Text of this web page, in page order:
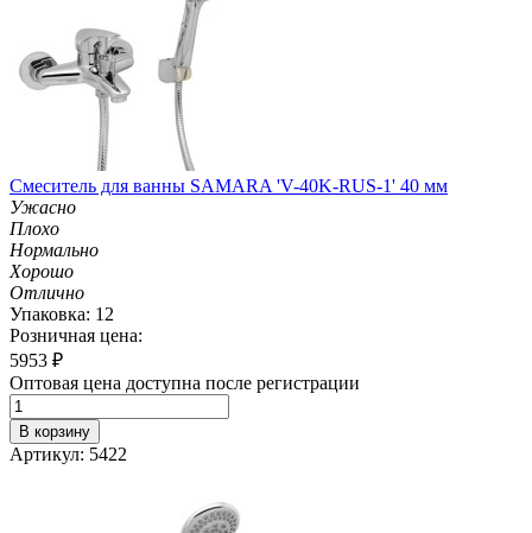
Смеситель для ванны SAMARA 'V-40K-RUS-1' 40 мм
Ужасно
Плохо
Нормально
Хорошо
Отлично
Упаковка: 12
Розничная цена:
5953 ₽
Оптовая цена доступна после регистрации
В корзину
Артикул: 5422